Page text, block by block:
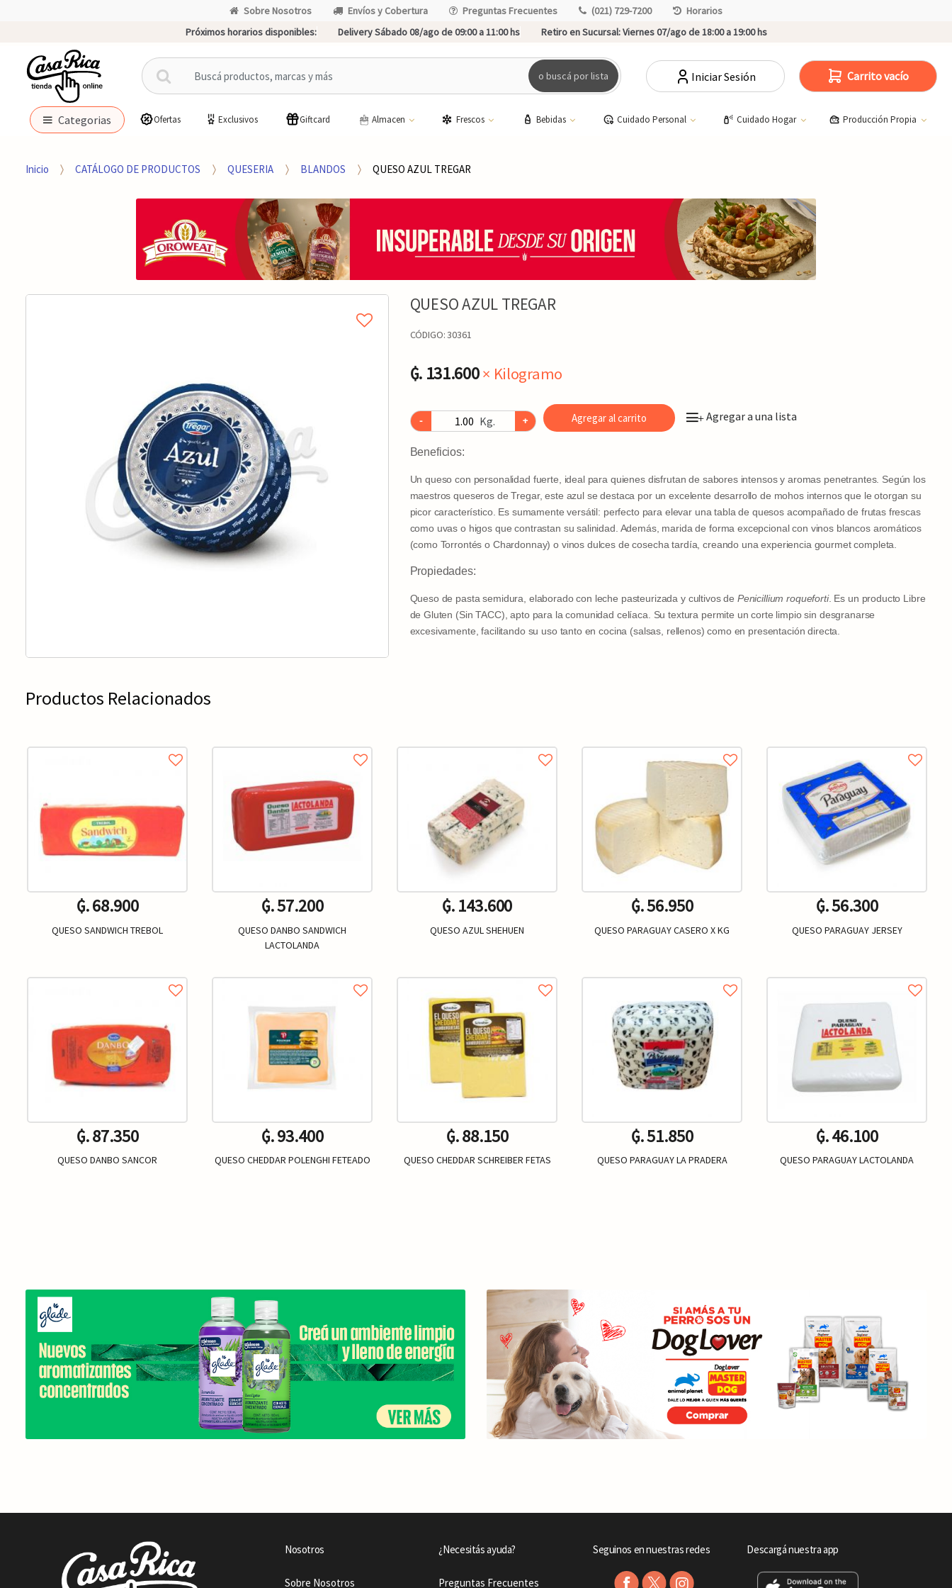
Sobre Nosotros Envíos y Cobertura Preguntas Frecuentes (021) 729-7200
Horarios
Próximos horarios disponibles:
Delivery Sábado 08/ago de 09:00 a 11:00 hs Retiro en Sucursal:Viernes 07/ago de 18:00 a 19:00 hs
B
u
c
p
r
o buscá por lista Iniciar Sesión Carrito vacío
Categorias Ofertas Exclusivos Giftcard Almacen Frescos Bebidas Cuidado Personal Cuidado Hogar Producción Propia
Inicio CATÁLOGO DE PRODUCTOS QUESERIA BLANDOS QUESO AZUL TREGAR
QUESO AZUL TREGAR
CÓDIGO:30361
₲. 131.600× Kilogramo
- Kg. + Agregar al carrito +Agregar a una lista
Beneficios:
Un queso con personalidad fuerte, ideal para quienes disfrutan de sabores intensos y aromas penetrantes. Según los
maestros queseros de Tregar, este azul se destaca por un excelente desarrollo de mohos internos que le otorgan su
picor característico. Es sumamente versátil: perfecto para elevar una tabla de quesos acompañado de frutas frescas
como uvas o higos que contrastan su salinidad. Además, marida de forma excepcional con vinos blancos aromáticos
(como Torrontés o Chardonnay) o vinos dulces de cosecha tardía, creando una experiencia gourmet completa.
Propiedades:
Queso de pasta semidura, elaborado con leche pasteurizada y cultivos de Penicillium roqueforti. Es un producto Libre
de Gluten (Sin TACC) , apto para la comunidad celíaca. Su textura permite un corte limpio sin desgranarse
excesivamente, facilitando su uso tanto en cocina (salsas, rellenos) como en presentación directa.
Productos Relacionados
₲. 68.900
QUESO SANDWICH TREBOL
₲. 87.350
QUESO DANBO SANCOR
₲. 57.200
QUESO DANBO SANDWICH
LACTOLANDA
₲. 93.400
QUESO CHEDDAR POLENGHI FETEADO
₲. 143.600
QUESO AZUL SHEHUEN
₲. 88.150
QUESO CHEDDAR SCHREIBER FETAS
₲. 56.950
QUESO PARAGUAY CASERO X KG
₲. 51.850
QUESO PARAGUAY LA PRADERA
₲. 56.300
QUESO PARAGUAY JERSEY
₲. 46.100
QUESO PARAGUAY LACTOLANDA
Nosotros
Sobre Nosotros
¿Necesitás ayuda?
Preguntas Frecuentes
Seguinos en nuestras redes Descargá nuestra app